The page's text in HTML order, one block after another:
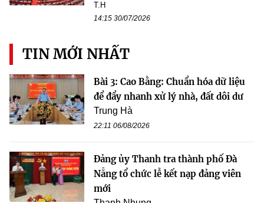
T.H
14:15 30/07/2026
TIN MỚI NHẤT
Bài 3: Cao Bằng: Chuẩn hóa dữ liệu
để đẩy nhanh xử lý nhà, đất dôi dư
Trung Hà
22:11 06/08/2026
Đảng ủy Thanh tra thành phố Đà
Nẵng tổ chức lễ kết nạp đảng viên
mới